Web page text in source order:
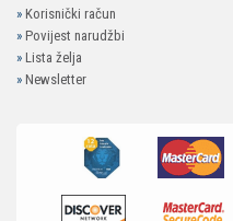
» Korisnički račun
» Povijest narudžbi
» Lista želja
» Newsletter